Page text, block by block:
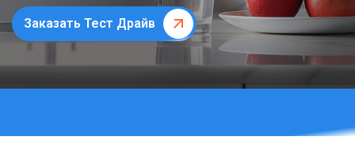
Заказать Тест Драйв